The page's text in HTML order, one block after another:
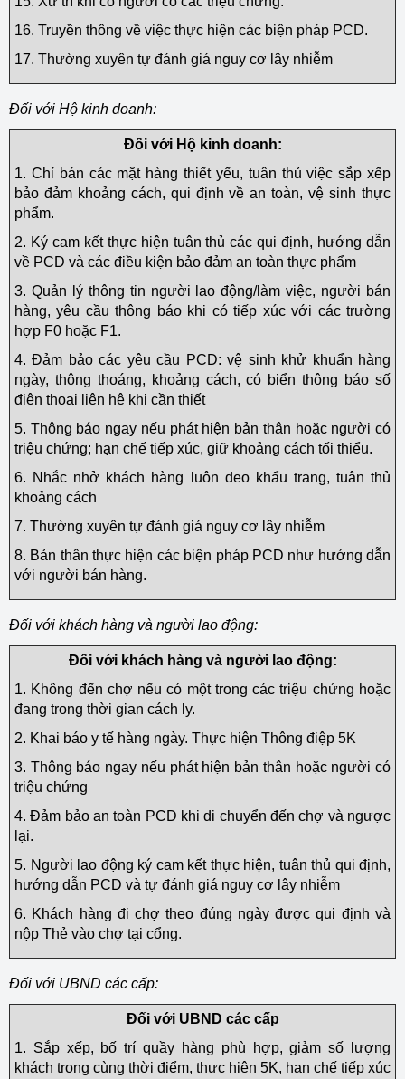
16. Truyền thông về việc thực hiện các biện pháp PCD.
17. Thường xuyên tự đánh giá nguy cơ lây nhiễm
Đối với Hộ kinh doanh:
Đối với Hộ kinh doanh:
1. Chỉ bán các mặt hàng thiết yếu, tuân thủ việc sắp xếp
bảo đảm khoảng cách, qui định về an toàn, vệ sinh thực
phẩm.
2. Ký cam kết thực hiện tuân thủ các qui định, hướng dẫn
về PCD và các điều kiện bảo đảm an toàn thực phẩm
3. Quản lý thông tin người lao động/làm việc, người bán
hàng, yêu cầu thông báo khi có tiếp xúc với các trường
hợp F0 hoặc F1.
4. Đảm bảo các yêu cầu PCD: vệ sinh khử khuẩn hàng
ngày, thông thoáng, khoảng cách, có biển thông báo số
điện thoại liên hệ khi cần thiết
5. Thông báo ngay nếu phát hiện bản thân hoặc người có
triệu chứng; hạn chế tiếp xúc, giữ khoảng cách tối thiểu.
6. Nhắc nhở khách hàng luôn đeo khẩu trang, tuân thủ
khoảng cách
7. Thường xuyên tự đánh giá nguy cơ lây nhiễm
8. Bản thân thực hiện các biện pháp PCD như hướng dẫn
với người bán hàng.
Đối với khách hàng và người lao động:
Đối với khách hàng và người lao động:
1. Không đến chợ nếu có một trong các triệu chứng hoặc
đang trong thời gian cách ly.
2. Khai báo y tế hàng ngày. Thực hiện Thông điệp 5K
3. Thông báo ngay nếu phát hiện bản thân hoặc người có
triệu chứng
4. Đảm bảo an toàn PCD khi di chuyển đến chợ và ngược
lại.
5. Người lao động ký cam kết thực hiện, tuân thủ qui định,
hướng dẫn PCD và tự đánh giá nguy cơ lây nhiễm
6. Khách hàng đi chợ theo đúng ngày được qui định và
nộp Thẻ vào chợ tại cổng.
Đối với UBND các cấp:
Đối với UBND các cấp
1. Sắp xếp, bố trí quầy hàng phù hợp, giảm số lượng
khách trong cùng thời điểm, thực hiện 5K, hạn chế tiếp xúc